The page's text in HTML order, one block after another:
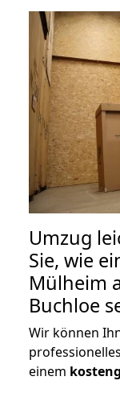
Umzug
Sie, wie
Mülheim
Buchloe
Wir können
einem